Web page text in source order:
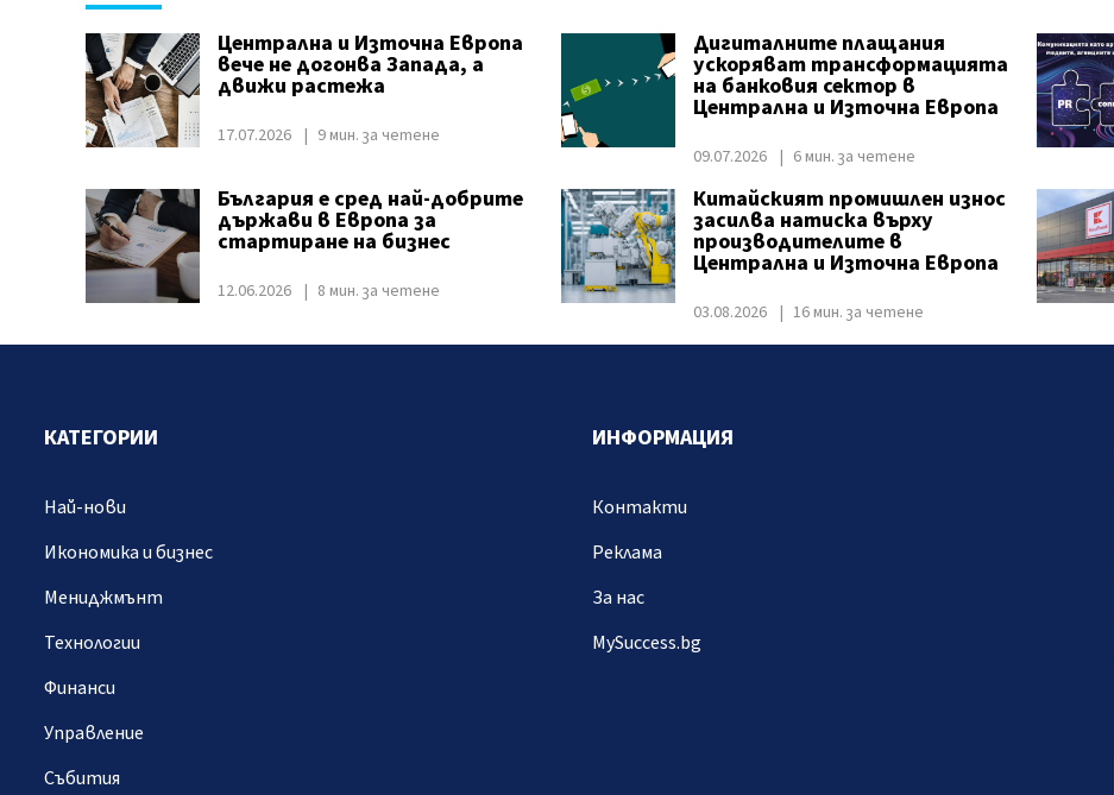
Централна и Източна Европа
вече не догонва Запада, а
движи растежа
17.07.2026 9 мин. за четене
Дигиталните плащания
ускоряват трансформацията
на банковия сектор в
Централна и Източна Европа
09.07.2026 6 мин. за четене
България е сред най-добрите
държави в Европа за
стартиране на бизнес
12.06.2026 8 мин. за четене
Китайският промишлен износ
засилва натиска върху
производителите в
Централна и Източна Европа
03.08.2026 16 мин. за четене
КАТЕГОРИИ
Най-нови
Икономика и бизнес
Мениджмънт
Технологии
Финанси
Управление
Събития
ИНФОРМАЦИЯ
Контакти
Реклама
За нас
MySuccess.bg